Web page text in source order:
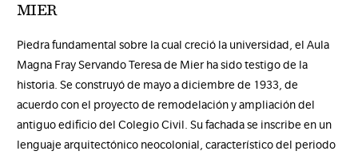
MIER
Piedra fundamental sobre la cual creció la universidad, el Aula
Magna Fray Servando Teresa de Mier ha sido testigo de la
historia. Se construyó de mayo a diciembre de 1933, de
acuerdo con el proyecto de remodelación y ampliación del
antiguo edificio del Colegio Civil. Su fachada se inscribe en un
lenguaje arquitectónico neocolonial, característico del periodo